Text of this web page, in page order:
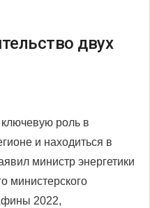
двух
роль в
и находиться в
министр энергетики
министерского
2022,